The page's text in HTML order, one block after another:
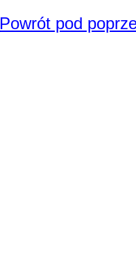
Powrót pod